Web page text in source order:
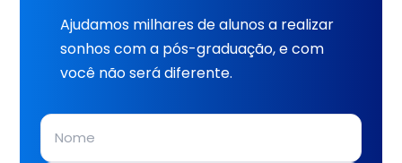
Ajudamos milhares de alunos a realizar
sonhos com a pós-graduação, e com
você não será diferente.